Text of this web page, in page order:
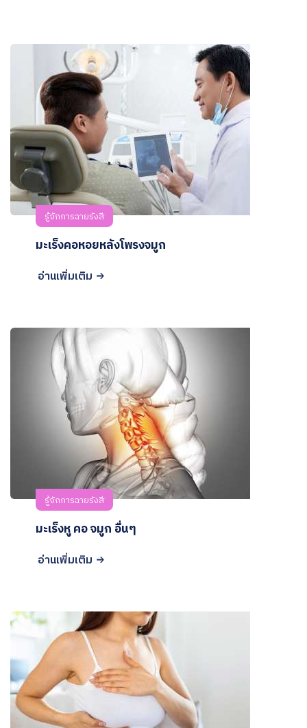
รู้จักการฉายรังสี
มะเร็งคอหอยหลังโพรงจมูก
อ่านเพิ่มเติม
รู้จักการฉายรังสี
มะเร็งหู คอ จมูก อื่นๆ
อ่านเพิ่มเติม